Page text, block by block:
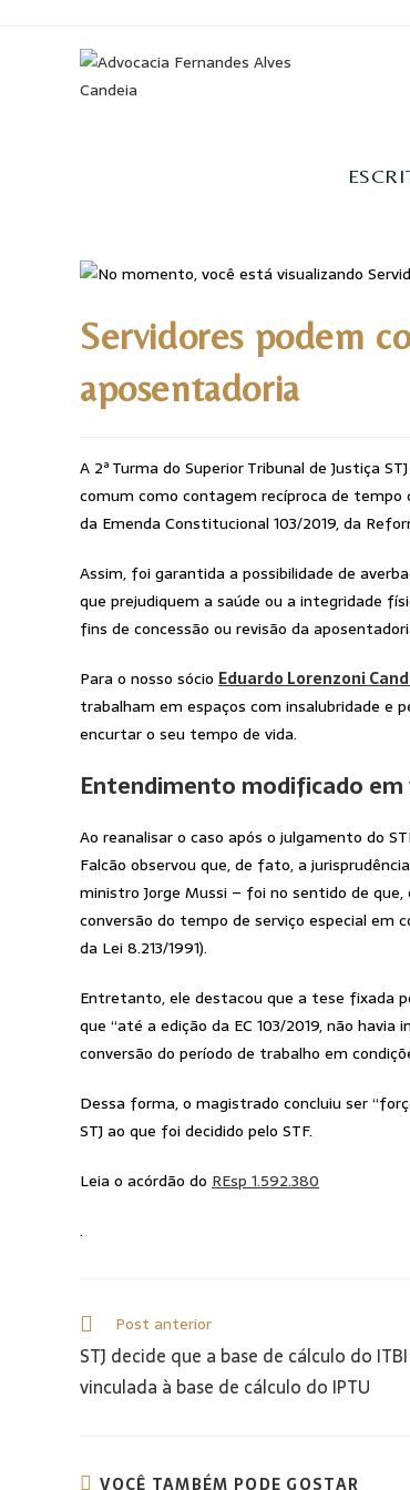
Servidores podem
aposentadoria
A 2ª Turma do Superior Tribunal de Justiça
comum como contagem recíproca de
da Emenda Constitucional 103/2019, da
Assim, foi garantida a possibilidade de
que prejudiquem a saúde ou a integridade
fins de concessão ou revisão da
Para o nosso sócio Eduardo Lorenzoni
trabalham em espaços com insalubridade e
encurtar o seu tempo de vida.
Entendimento modificado
Ao reanalisar o caso após o julgamento do
Falcão observou que, de fato, a
ministro Jorge Mussi – foi no sentido de
conversão do tempo de serviço especial em
da Lei 8.213/1991).
Entretanto, ele destacou que a tese fixada
que “até a edição da EC 103/2019, não
conversão do período de trabalho em
Dessa forma, o magistrado concluiu ser
STJ ao que foi decidido pelo STF.
Leia o acórdão do REsp 1.592.380
.
Post anterior
STJ decide que a base de cálculo do
vinculada à base de cálculo do IPTU
VOCÊ TAMBÉM PODE GOSTAR